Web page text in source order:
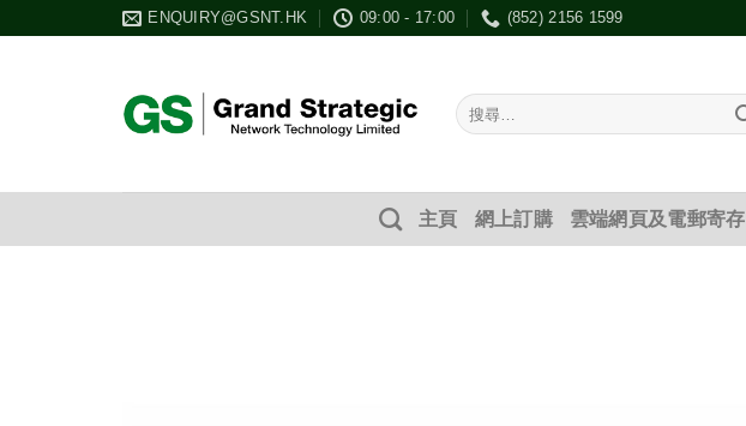
ENQUIRY@GSNT.HK 09:00 - 17:00 (852) 2156 1599
搜
尋：
主頁 網上訂購 雲端網頁及電郵寄存